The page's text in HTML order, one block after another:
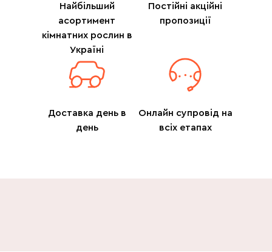
Найбільший
асортимент
кімнатних рослин в
Україні
Постійні акційні
пропозиції
Доставка день в
день
Онлайн супровід на
всіх етапах